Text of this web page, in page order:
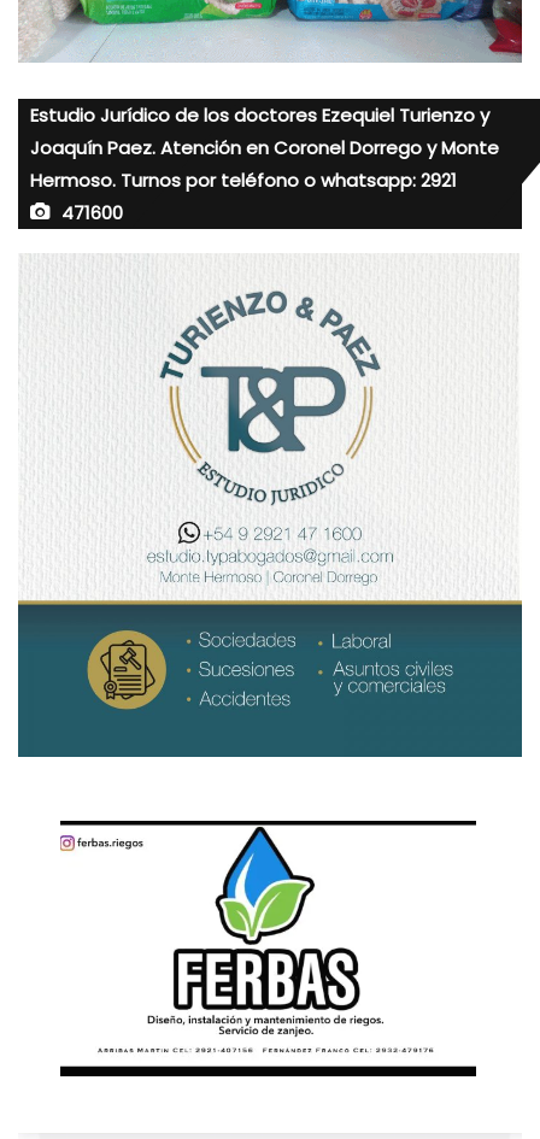
Estudio Jurídico de los doctores Ezequiel Turienzo y
Joaquín Paez. Atención en Coronel Dorrego y Monte
Hermoso. Turnos por teléfono o whatsapp: 2921
471600